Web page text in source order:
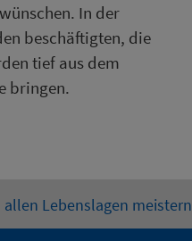
In der
beschäftigten, die
tief aus dem
bringen.
Lebenslagen meistern